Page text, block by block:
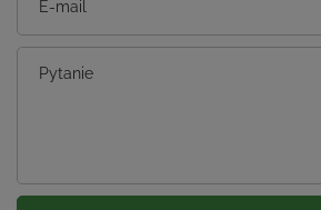
E-mail
Pytanie